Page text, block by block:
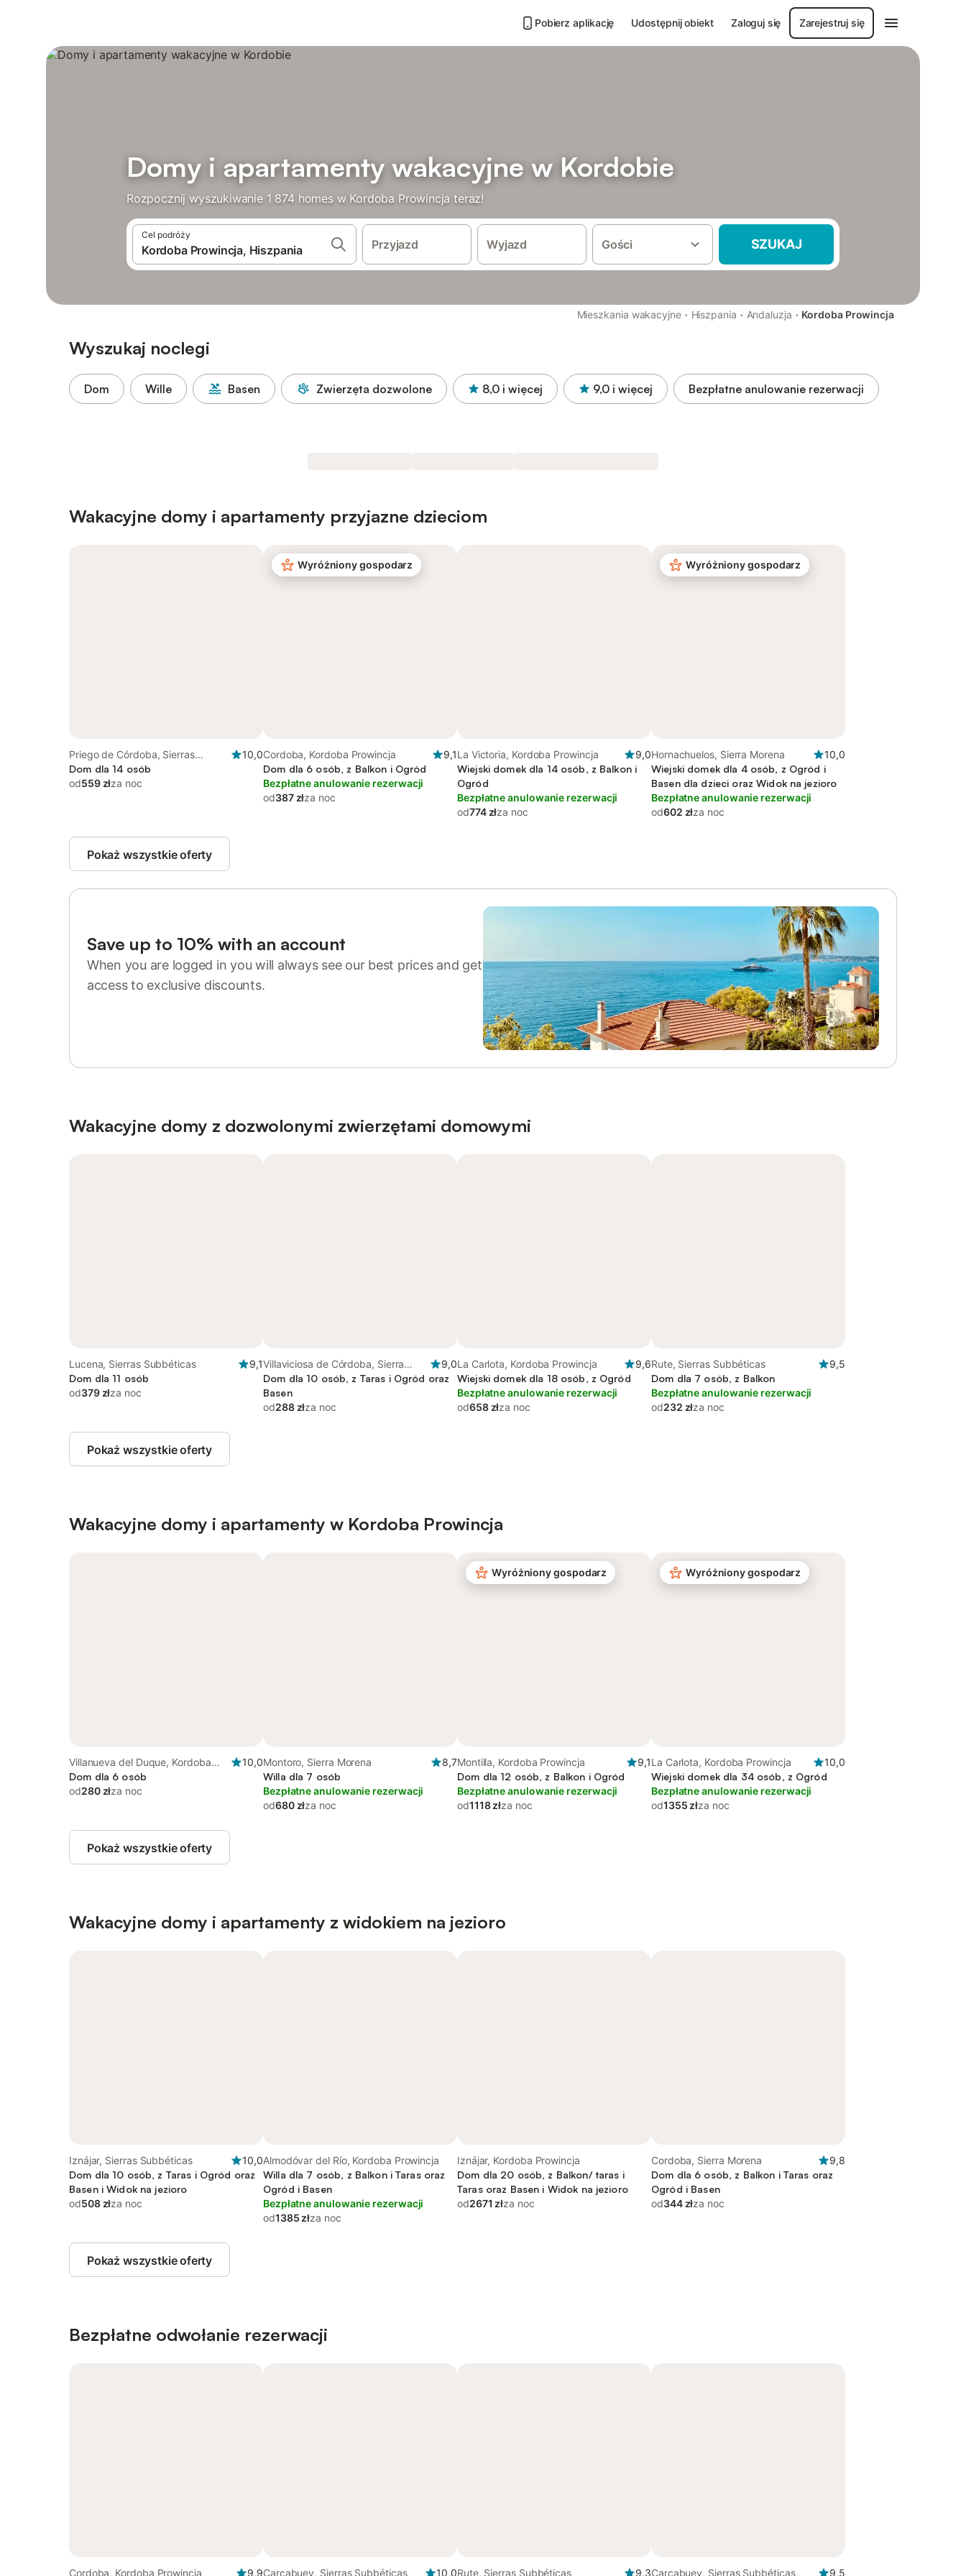
Pobierz aplikację Udostępnij obiekt Zaloguj się Zarejestruj się
Domy i apartamenty wakacyjne w Kordobie
Rozpocznij wyszukiwanie 1 874 homes w Kordoba Prowincja teraz!
Cel podróży
Przyjazd Wyjazd Gości SZUKAJ
Mieszkania wakacyjne · Hiszpania · Andaluzja · Kordoba Prowincja
Wyszukaj noclegi
Dom Wille Basen Zwierzęta dozwolone 8,0 i więcej 9,0 i więcej Bezpłatne anulowanie rezerwacji
Wakacyjne domy i apartamenty przyjazne dzieciom
Priego de Córdoba, Sierras
Subbéticas
10,0
Dom dla 14 osób
od559 złza noc
Wyróżniony gospodarz
Cordoba, Kordoba Prowincja
9,1
Dom dla 6 osób, z Balkon i Ogród
Bezpłatne anulowanie rezerwacji
od387 złza noc
La Victoria, Kordoba Prowincja
9,0
Wiejski domek dla 14 osób, z Balkon i
Ogród
Bezpłatne anulowanie rezerwacji
od774 złza noc
Wyróżniony gospodarz
Hornachuelos, Sierra Morena
10,0
Wiejski domek dla 4 osób, z Ogród i
Basen dla dzieci oraz Widok na jezioro
Bezpłatne anulowanie rezerwacji
od602 złza noc
Pokaż wszystkie oferty
Save up to 10% with an account
When you are logged in you will always see our best prices and get
access to exclusive discounts.
Wakacyjne domy z dozwolonymi zwierzętami domowymi
Lucena, Sierras Subbéticas
9,1
Dom dla 11 osób
od379 złza noc
Villaviciosa de Córdoba, Sierra
Morena
9,0
Dom dla 10 osób, z Taras i Ogród oraz
Basen
od288 złza noc
La Carlota, Kordoba Prowincja
9,6
Wiejski domek dla 18 osób, z Ogród
Bezpłatne anulowanie rezerwacji
od658 złza noc
Rute, Sierras Subbéticas
9,5
Dom dla 7 osób, z Balkon
Bezpłatne anulowanie rezerwacji
od232 złza noc
Pokaż wszystkie oferty
Wakacyjne domy i apartamenty w Kordoba Prowincja
Villanueva del Duque, Kordoba
Prowincja
10,0
Dom dla 6 osób
od280 złza noc
Montoro, Sierra Morena
8,7
Willa dla 7 osób
Bezpłatne anulowanie rezerwacji
od680 złza noc
Wyróżniony gospodarz
Montilla, Kordoba Prowincja
9,1
Dom dla 12 osób, z Balkon i Ogród
Bezpłatne anulowanie rezerwacji
od1118 złza noc
Wyróżniony gospodarz
La Carlota, Kordoba Prowincja
10,0
Wiejski domek dla 34 osób, z Ogród
Bezpłatne anulowanie rezerwacji
od1355 złza noc
Pokaż wszystkie oferty
Wakacyjne domy i apartamenty z widokiem na jezioro
Iznájar, Sierras Subbéticas
10,0
Dom dla 10 osób, z Taras i Ogród oraz
Basen i Widok na jezioro
od508 złza noc
Almodóvar del Río, Kordoba Prowincja
Willa dla 7 osób, z Balkon i Taras oraz
Ogród i Basen
Bezpłatne anulowanie rezerwacji
od1385 złza noc
Iznájar, Kordoba Prowincja
Dom dla 20 osób, z Balkon/ taras i
Taras oraz Basen i Widok na jezioro
od2671 złza noc
Cordoba, Sierra Morena
9,8
Dom dla 6 osób, z Balkon i Taras oraz
Ogród i Basen
od344 złza noc
Pokaż wszystkie oferty
Bezpłatne odwołanie rezerwacji
Cordoba, Kordoba Prowincja 9,9Carcabuey, Sierras Subbéticas 10,0Rute, Sierras Subbéticas 9,3Carcabuey, Sierras Subbéticas 9,5